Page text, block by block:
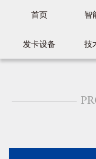
首页 智
发卡设备 技